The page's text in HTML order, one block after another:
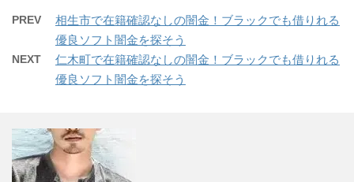
PREV
相生市で在籍確認なしの闇金！ブラックでも借りれる
優良ソフト闇金を探そう
NEXT
仁木町で在籍確認なしの闇金！ブラックでも借りれる
優良ソフト闇金を探そう